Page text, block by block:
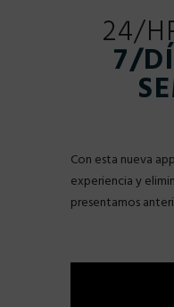
24/
7/
Con esta nueva
experiencia y
presentamos